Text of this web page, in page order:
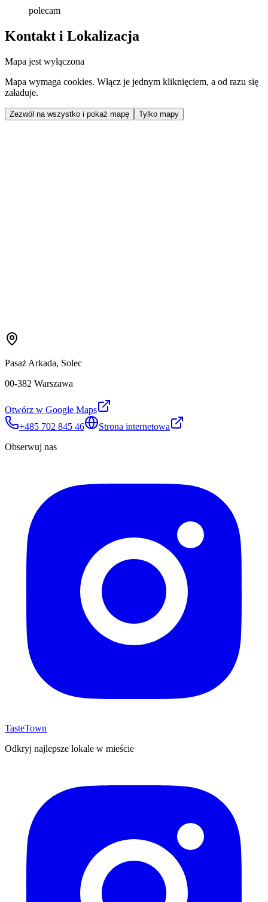
polecam
Kontakt i Lokalizacja
Mapa jest wyłączona
Mapa wymaga cookies. Włącz je jednym kliknięciem, a od razu się
załaduje.
Zezwól na wszystko i pokaż mapę Tylko mapy
Pasaż Arkada, Solec
00-382 Warszawa
Otwórz w Google Maps
+485 702 845 46
Strona internetowa
Obserwuj nas
TasteTown
Odkryj najlepsze lokale w mieście